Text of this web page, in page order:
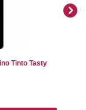
Tinto Tasty